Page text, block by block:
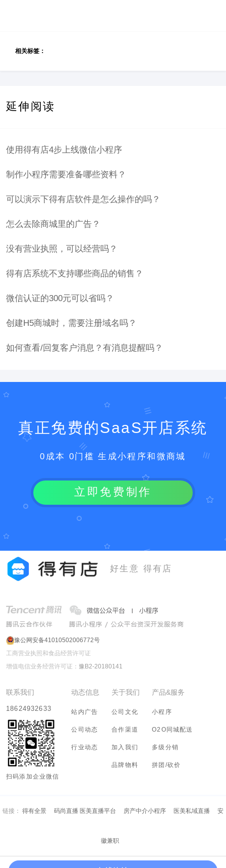
相关标签：
延伸阅读
使用得有店4步上线微信小程序
制作小程序需要准备哪些资料？
可以演示下得有店软件是怎么操作的吗？
怎么去除商城里的广告？
没有营业执照，可以经营吗？
得有店系统不支持哪些商品的销售？
微信认证的300元可以省吗？
创建H5商城时，需要注册域名吗？
如何查看/回复客户消息？有消息提醒吗？
真正免费的SaaS开店系统
0成本 0门槛 生成小程序和微商城
立即免费制作
好生意 得有店
豫公网安备41010502006772号
工商营业执照和食品经营许可证
增值电信业务经营许可证： 豫B2-20180141
联系我们
18624932633
扫码添加企业微信
动态信息
站内广告
公司动态
行业动态
关于我们
公司文化
合作渠道
加入我们
品牌物料
产品&服务
小程序
O2O同城配送
多级分销
拼团/砍价
链接： 得有全景 码尚直播 医美直播平台 房产中介小程序 医美私域直播 安
徽兼职